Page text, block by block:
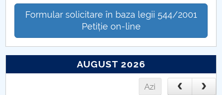
Formular solicitare în baza legii 544/2001
Petiție on-line
AUGUST 2026
Azi